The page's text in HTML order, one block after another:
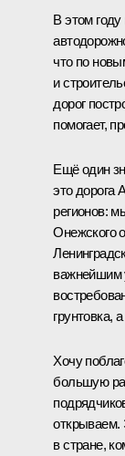
В этом
что по
и
дорог
помогает,
Ещё один
это дорога
регионов:
Онежского
важнейшим
грунтовка,
Хочу
большую
открываем.
в стране,